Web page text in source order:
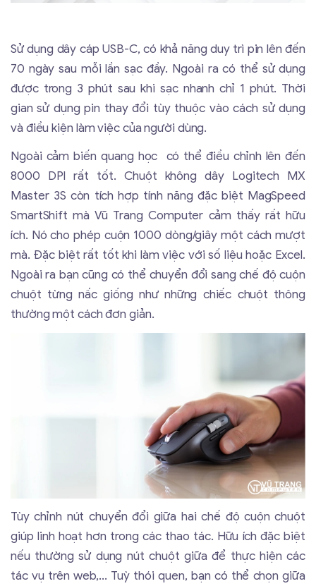
Sử dụng dây cáp USB-C, có khả năng duy trì pin lên đến
70 ngày sau mỗi lần sạc đầy. Ngoài ra có thể sử dụng
được trong 3 phút sau khi sạc nhanh chỉ 1 phút. Thời
gian sử dụng pin thay đổi tùy thuộc vào cách sử dụng
và điều kiện làm việc của người dùng.
Ngoài cảm biến quang học có thể điều chỉnh lên đến
8000 DPI rất tốt. Chuột không dây Logitech MX
Master 3S còn tích hợp tính năng đặc biệt MagSpeed
SmartShift mà Vũ Trang Computer cảm thấy rất hữu
ích. Nó cho phép cuộn 1000 dòng/giây một cách mượt
mà. Đặc biệt rất tốt khi làm việc với số liệu hoặc Excel.
Ngoài ra bạn cũng có thể chuyển đổi sang chế độ cuộn
chuột từng nấc giống như những chiếc chuột thông
thường một cách đơn giản.
Tùy chỉnh nút chuyển đổi giữa hai chế độ cuộn chuột
giúp linh hoạt hơn trong các thao tác. Hữu ích đặc biệt
nếu thường sử dụng nút chuột giữa để thực hiện các
tác vụ trên web,... Tuỳ thói quen, bạn có thể chọn giữa